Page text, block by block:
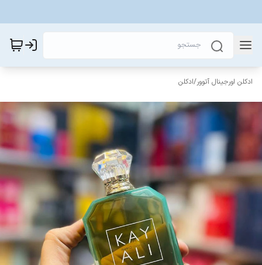
ادکلن اورجینال آتوور/ادکلن